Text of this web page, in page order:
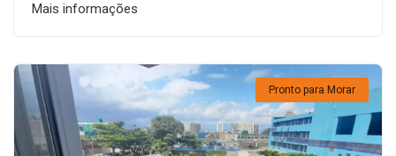
Mais informações
Pronto para Morar